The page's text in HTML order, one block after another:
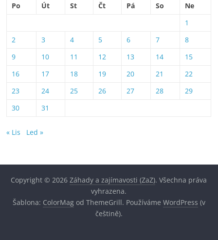
Po
Út St Čt Pá So
Ne
1
2
3 4 5 6 7
8
9
10 11 12 13 14
15
16
17 18 19 20 21
22
23
24 25 26 27 28
29
30
31
« Lis Led »
Copyright © 2026Záhady a zajímavosti (ZaZ). Všechna práva
vyhrazena.
Šablona: ColorMagod ThemeGrill. Používáme WordPress (v
češtině).